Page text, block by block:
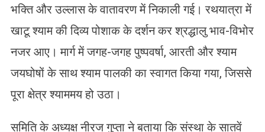
भक्ति और उल्लास के वातावरण में निकाली गई। रथयात्रा में
खाटू श्याम की दिव्य पोशाक के दर्शन कर श्रद्धालु भाव-विभोर
नजर आए। मार्ग में जगह-जगह पुष्पवर्षा, आरती और श्याम
जयघोषों के साथ श्याम पालकी का स्वागत किया गया, जिससे
पूरा क्षेत्र श्याममय हो उठा।
समिति के अध्यक्ष नीरज गुप्ता ने बताया कि संस्था के सातवें